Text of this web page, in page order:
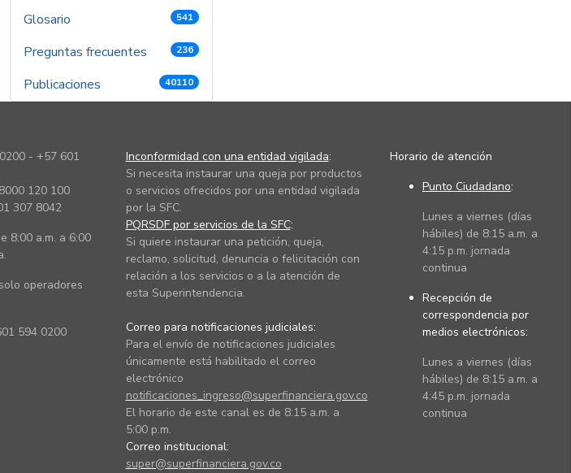
Glosario 541
Preguntas frecuentes 236
Publicaciones 40110
- +57 601
120 100
307 8042
8:00 a.m. a 6:00
operadores
594 0200
Inconformidad con una entidad vigilada:
Si necesita instaurar una queja por productos
o servicios ofrecidos por una entidad vigilada
por la SFC.
PQRSDF por servicios de la SFC:
Si quiere instaurar una petición, queja,
reclamo, solicitud, denuncia o felicitación con
relación a los servicios o a la atención de
esta Superintendencia.
Correo para notificaciones judiciales:
Para el envío de notificaciones judiciales
únicamente está habilitado el correo
electrónico
notificaciones_ingreso@superfinanciera.gov.co
El horario de este canal es de 8:15 a.m. a
5:00 p.m.
Correo institucional:
super@superfinanciera.gov.co
Horario de atención
Punto Ciudadano:
Lunes a viernes (días
hábiles) de 8:15 a.m. a
4:15 p.m. jornada
continua
Recepción de
correspondencia por
medios electrónicos:
Lunes a viernes (días
hábiles) de 8:15 a.m. a
4:45 p.m. jornada
continua